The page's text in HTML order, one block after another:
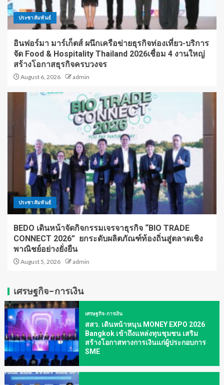
ประชาสัมพันธ์
อินฟอร์มา มาร์เก็ตส์ ผนึกเครือข่ายธุรกิจท่องเที่ยว-บริการ
จัด Food & Hospitality Thailand 2026เชื่อม 4 งานใหญ่
สร้างโอกาสธุรกิจครบวงจร
August 6, 2026 admin
ประชาสัมพันธ์
BEDO เดินหน้าจัดกิจกรรมเจรจาธุรกิจ “BIO TRADE
CONNECT 2026” ยกระดับผลิตภัณฑ์ท้องถิ่นสู่ตลาดเชิง
พาณิชย์อย่างยั่งยืน
August 5, 2026 admin
เศรษฐกิจ-การเงิน
เศรษฐกิจ-การเงิน
สสว. เดินหน้าหนุน MONEY EXPO 2026
Bangkok เข้าถึงแหล่งทุนชุมชน เสริม
สร้างโอกาสทางการเงินแก่ผู้ประกอบการ
SME